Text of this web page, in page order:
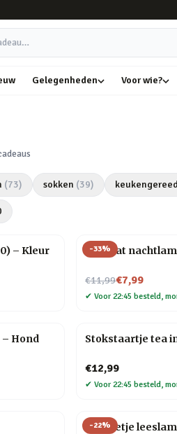
Gelegenheden Voor wie?
(73) sokken (39)
– Kleur -33%
Mini kat
€11,99
Nu voor€7,99
✔ Voor 22:45 besteld,
Hond Stokstaartje tea
€12,99
✔ Voor 22:45 besteld,
-22%
Mannetje